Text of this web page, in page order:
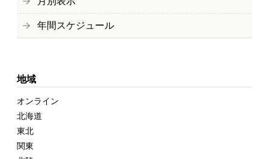
年間スケジュール
地域
オンライン
北海道
東北
関東